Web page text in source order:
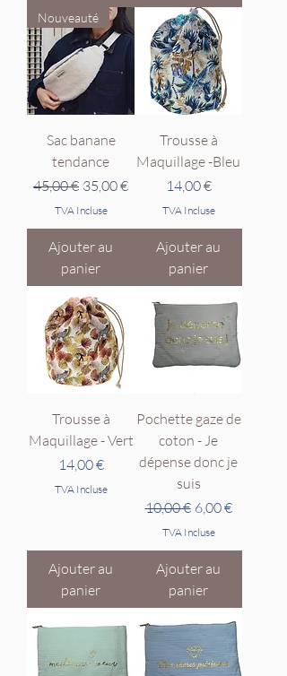
Nouveauté
Sac banane
tendance
Prix original
45,00 € Prix promotionnel
35,00 €
TVA Incluse
Ajouter au
panier
Trousse à
Maquillage -Bleu
Prix
14,00 €
TVA Incluse
Ajouter au
panier
Trousse à
Maquillage - Vert
Prix
14,00 €
TVA Incluse
Ajouter au
panier
Pochette gaze de
coton - Je
dépense donc je
suis
Prix original
10,00 € Prix
6,00 €
TVA Incluse
Ajouter au
panier